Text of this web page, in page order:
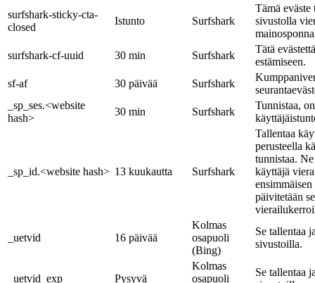
surfshark-sticky-cta-
closed
Istunto Surfshark
Tämä eväste
sivustolla
surfshark-cf-uuid
30 min Surfshark
Tätä
estämiseen.
sf-af
30 päivää Surfshark
_sp_ses.<website
hash>
30 min Surfshark
Tunnistaa,
_sp_id.<website hash> 13 kuukautta Surfshark
Tallentaa
perusteella
tunnistaa.
käyttäjä
päivitetään
_uetvid 16 päivää
Kolmas
osapuoli
(Bing)
Se tallentaa
sivustoilla.
_uetvid_exp Pysyvä
Kolmas
osapuoli
Se tallentaa